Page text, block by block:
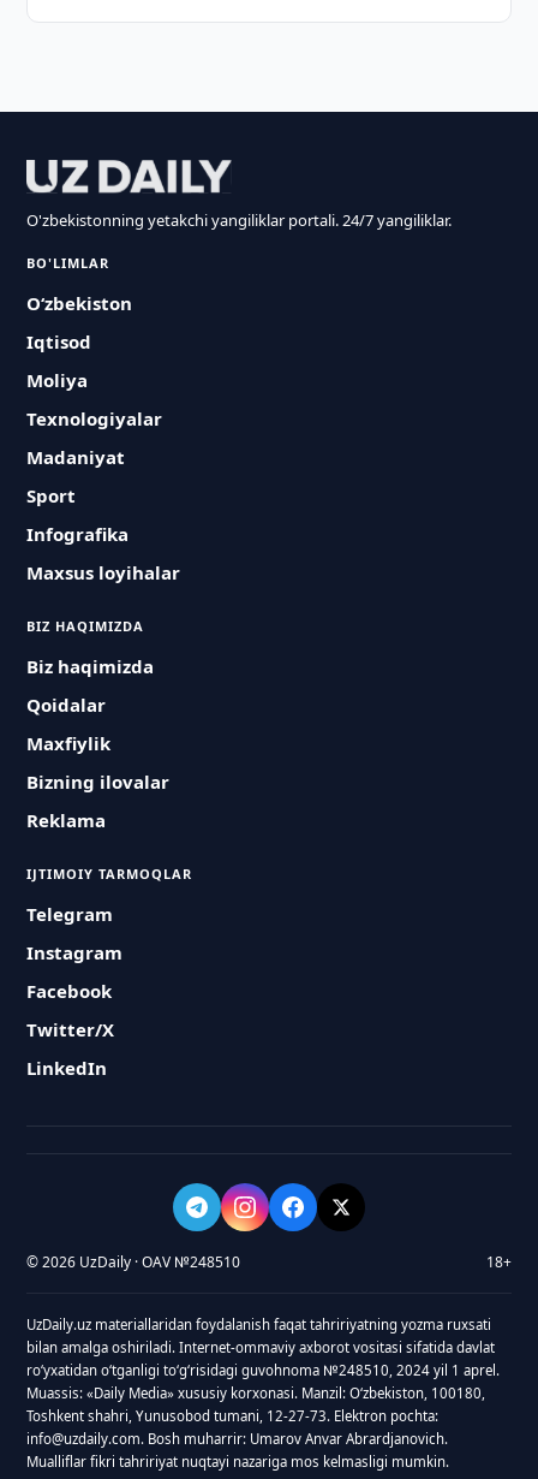
O'zbekistonning yetakchi yangiliklar portali. 24/7 yangiliklar.
BO'LIMLAR
O‘zbekiston
Iqtisod
Moliya
Texnologiyalar
Madaniyat
Sport
Infografika
Maxsus loyihalar
BIZ HAQIMIZDA
Biz haqimizda
Qoidalar
Maxfiylik
Bizning ilovalar
Reklama
IJTIMOIY TARMOQLAR
Telegram
Instagram
Facebook
Twitter/X
LinkedIn
© 2026 UzDaily · OAV №248510 18+
UzDaily.uz materiallaridan foydalanish faqat tahririyatning yozma ruxsati
bilan amalga oshiriladi. Internet-ommaviy axborot vositasi sifatida davlat
roʻyxatidan oʻtganligi toʻgʻrisidagi guvohnoma №248510, 2024 yil 1 aprel.
Muassis: «Daily Media» xususiy korxonasi. Manzil: Oʻzbekiston, 100180,
Toshkent shahri, Yunusobod tumani, 12-27-73. Elektron pochta:
info@uzdaily.com. Bosh muharrir: Umarov Anvar Abrardjanovich.
Mualliflar fikri tahririyat nuqtayi nazariga mos kelmasligi mumkin.